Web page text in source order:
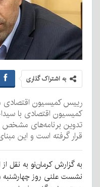
به اشتراک گذاری
رییس کمیسیون
کمیسیون اقتصادی با
تدوین برنامه‌های مشخص
قرار گرفته است و این مبنای نظارتی
به گزارش کرمان‌نو به نقل از
نشست علنی روز